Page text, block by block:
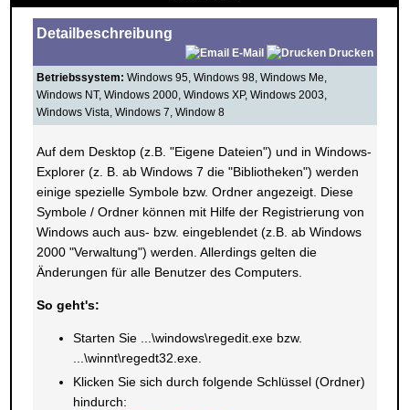
Detailbeschreibung
E-Mail
Drucken
Betriebssystem: Windows 95, Windows 98, Windows Me,
Windows NT, Windows 2000, Windows XP, Windows 2003,
Windows Vista, Windows 7, Window 8
Auf dem Desktop (z.B. "Eigene Dateien") und in Windows-
Explorer (z. B. ab Windows 7 die "Bibliotheken") werden
einige spezielle Symbole bzw. Ordner angezeigt. Diese
Symbole / Ordner können mit Hilfe der Registrierung von
Windows auch aus- bzw. eingeblendet (z.B. ab Windows
2000 "Verwaltung") werden. Allerdings gelten die
Änderungen für alle Benutzer des Computers.
So geht's:
Starten Sie ...\windows\regedit.exe bzw.
...\winnt\regedt32.exe.
Klicken Sie sich durch folgende Schlüssel (Ordner)
hindurch: